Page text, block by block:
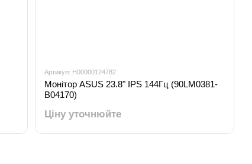
Артикул: H00000124782
Монітор ASUS 23.8" IPS 144Гц (90LM0381-
B04170)
Ціну уточнюйте